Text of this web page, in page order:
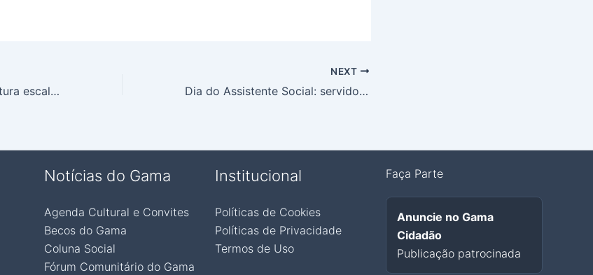
Justiça autoriza reabertura escalonada do comércio no DF
NEXT
Dia do Assistente Social: servidores fazem protesto com distanciamento
Notícias do Gama
Agenda Cultural e Convites
Becos do Gama
Coluna Social
Fórum Comunitário do Gama
Institucional
Políticas de Cookies
Políticas de Privacidade
Termos de Uso
Faça Parte
Anuncie no Gama
Cidadão
Publicação patrocinada